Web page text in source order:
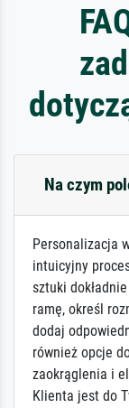
Na czym
Personalizacja
intuicyjny
sztuki
ramę, określ
dodaj
również opcje
zaokrąglenia i
Klienta jest do